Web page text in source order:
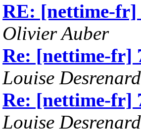
RE: [nettime-fr]
Olivier Auber
Re: [nettime-fr]
Louise
Re: [nettime-fr]
Louise